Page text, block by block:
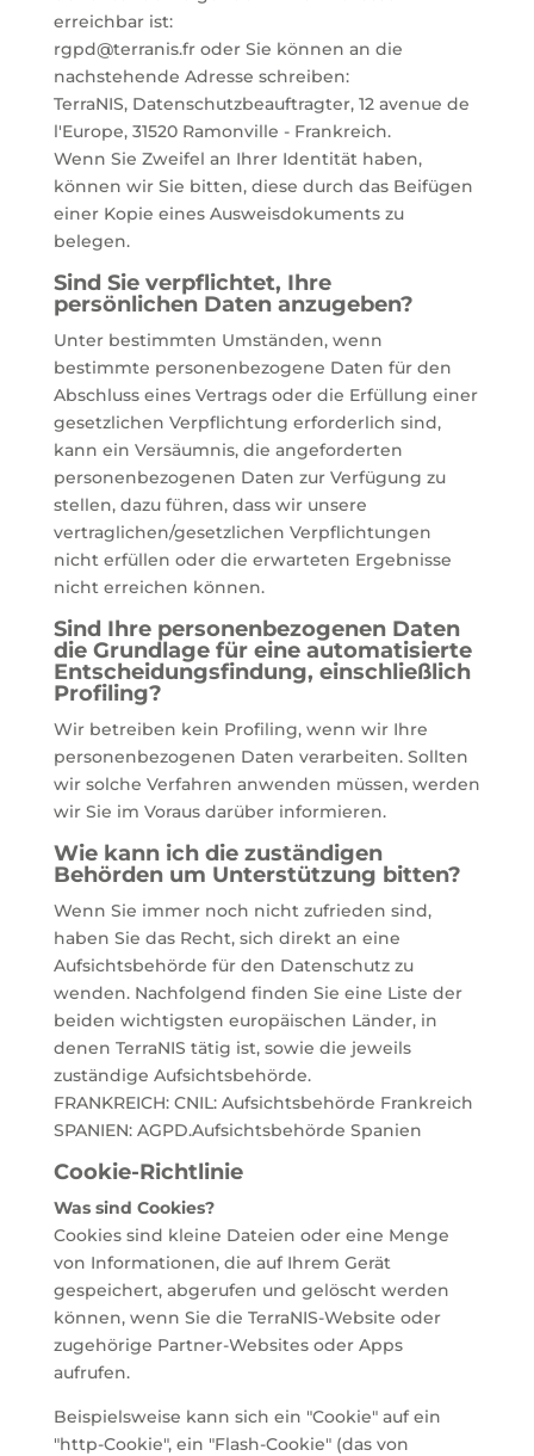
erreichbar ist:
rgpd@terranis.fr oder Sie können an die
nachstehende Adresse schreiben:
TerraNIS, Datenschutzbeauftragter, 12 avenue de
l'Europe, 31520 Ramonville - Frankreich.
Wenn Sie Zweifel an Ihrer Identität haben,
können wir Sie bitten, diese durch das Beifügen
einer Kopie eines Ausweisdokuments zu
belegen.
Sind Sie verpflichtet, Ihre
persönlichen Daten anzugeben?
Unter bestimmten Umständen, wenn
bestimmte personenbezogene Daten für den
Abschluss eines Vertrags oder die Erfüllung einer
gesetzlichen Verpflichtung erforderlich sind,
kann ein Versäumnis, die angeforderten
personenbezogenen Daten zur Verfügung zu
stellen, dazu führen, dass wir unsere
vertraglichen/gesetzlichen Verpflichtungen
nicht erfüllen oder die erwarteten Ergebnisse
nicht erreichen können.
Sind Ihre personenbezogenen Daten
die Grundlage für eine automatisierte
Entscheidungsfindung, einschließlich
Profiling?
Wir betreiben kein Profiling, wenn wir Ihre
personenbezogenen Daten verarbeiten. Sollten
wir solche Verfahren anwenden müssen, werden
wir Sie im Voraus darüber informieren.
Wie kann ich die zuständigen
Behörden um Unterstützung bitten?
Wenn Sie immer noch nicht zufrieden sind,
haben Sie das Recht, sich direkt an eine
Aufsichtsbehörde für den Datenschutz zu
wenden. Nachfolgend finden Sie eine Liste der
beiden wichtigsten europäischen Länder, in
denen TerraNIS tätig ist, sowie die jeweils
zuständige Aufsichtsbehörde.
FRANKREICH: CNIL: Aufsichtsbehörde Frankreich
SPANIEN: AGPD.Aufsichtsbehörde Spanien
Cookie-Richtlinie
Was sind Cookies?
Cookies sind kleine Dateien oder eine Menge
von Informationen, die auf Ihrem Gerät
gespeichert, abgerufen und gelöscht werden
können, wenn Sie die TerraNIS-Website oder
zugehörige Partner-Websites oder Apps
aufrufen.
Beispielsweise kann sich ein "Cookie" auf ein
"http-Cookie", ein "Flash-Cookie" (das von